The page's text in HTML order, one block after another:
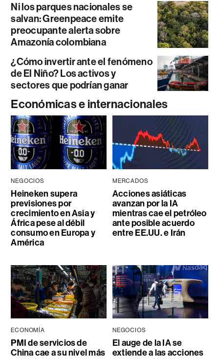
Ni los parques nacionales se
salvan: Greenpeace emite
preocupante alerta sobre
Amazonía colombiana
¿Cómo invertir ante el fenómeno
de El Niño? Los activos y
sectores que podrían ganar
Económicas e internacionales
NEGOCIOS
Heineken supera
previsiones por
crecimiento en Asia y
África pese al débil
consumo en Europa y
América
MERCADOS
Acciones asiáticas
avanzan por la IA
mientras cae el petróleo
ante posible acuerdo
entre EE.UU. e Irán
ECONOMÍA
PMI de servicios de
China cae a su nivel más
NEGOCIOS
El auge de la IA se
extiende a las acciones